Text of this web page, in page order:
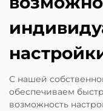
С нашей
обеспечиваем
возможность